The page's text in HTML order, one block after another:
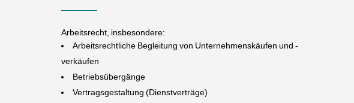
Arbeitsrecht, insbesondere:
Arbeitsrechtliche Begleitung von Unternehmenskäufen und -
verkäufen
Betriebsübergänge
Vertragsgestaltung (Dienstverträge)